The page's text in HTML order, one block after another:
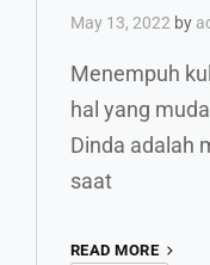
May 13, 2022 by
Menempuh
hal yang
Dinda adalah
saat
READ MORE